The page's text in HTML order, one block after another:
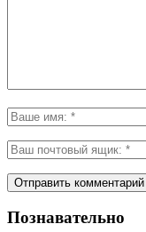
Познавательно